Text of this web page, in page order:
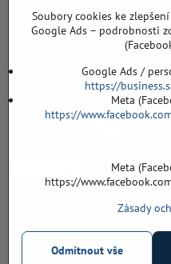
Soubory cookies ke
Google Ads – podrobnosti
Google Ads /
https://
Meta
https://
Meta
https://
Zásady
Odmítnout vše